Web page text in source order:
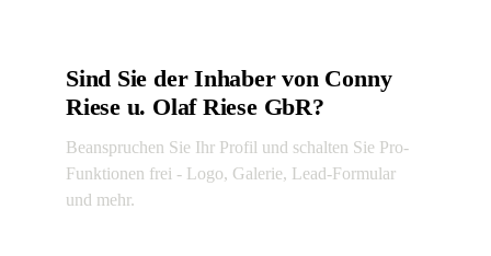
Sind Sie der Inhaber von Conny
Riese u. Olaf Riese GbR?
Beanspruchen Sie Ihr Profil und schalten Sie Pro-
Funktionen frei - Logo, Galerie, Lead-Formular
und mehr.